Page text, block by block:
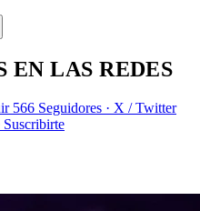
EN LAS REDES
566 Seguidores · X / Twitter
Suscribirte